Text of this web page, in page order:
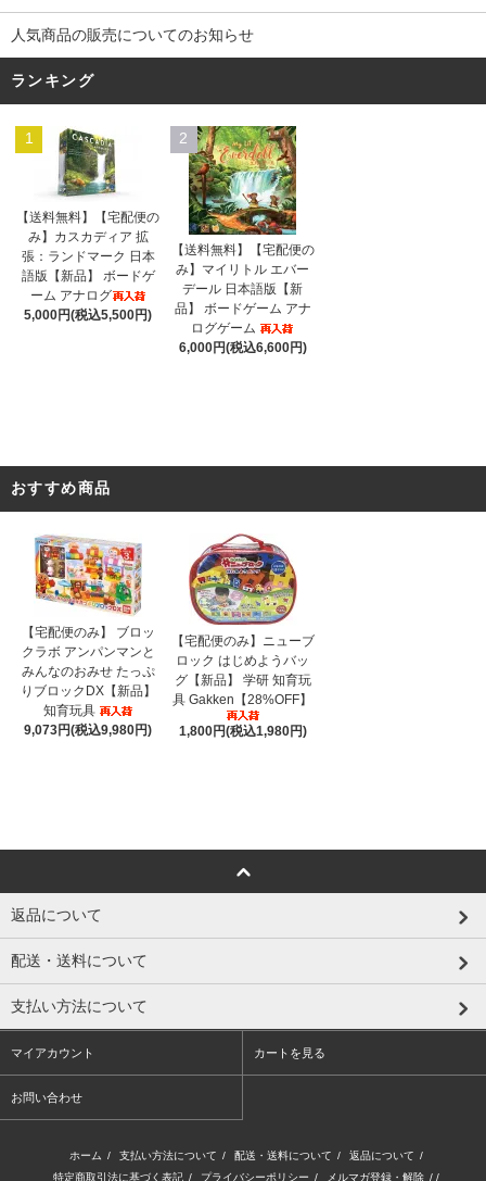
人気商品の販売についてのお知らせ
ランキング
1
【送料無料】【宅配便の
み】カスカディア 拡
張：ランドマーク 日本
語版【新品】 ボードゲ
ーム アナログ
5,000円(税込5,500円)
2
【送料無料】【宅配便の
み】マイリトル エバー
デール 日本語版【新
品】 ボードゲーム アナ
ログゲーム
6,000円(税込6,600円)
おすすめ商品
【宅配便のみ】 ブロッ
クラボ アンパンマンと
みんなのおみせ たっぷ
りブロックDX【新品】
知育玩具
9,073円(税込9,980円)
【宅配便のみ】ニューブ
ロック はじめようバッ
グ【新品】 学研 知育玩
具 Gakken【28%OFF】
1,800円(税込1,980円)
返品について
配送・送料について
支払い方法について
マイアカウント カートを見る
お問い合わせ
ホーム / 支払い方法について / 配送・送料について / 返品について /
特定商取引法に基づく表記 / プライバシーポリシー / メルマガ登録・解除 / /